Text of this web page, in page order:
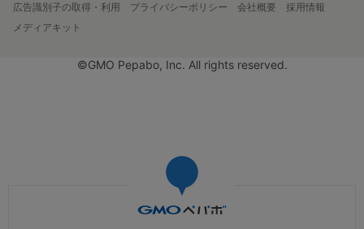
広告識別子の取得・利用
プライバシーポリシー 会社概要
採用情報
メディアキット
©GMO Pepabo, Inc. All rights reserved.